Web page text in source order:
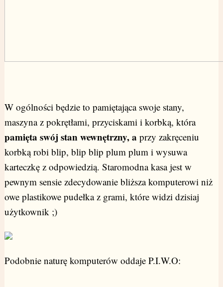
W ogólności będzie to pamiętająca swoje stany,
maszyna z pokrętłami, przyciskami i korbką, która
pamięta swój stan wewnętrzny, a przy zakręceniu
korbką robi blip, blip blip plum plum i wysuwa
karteczkę z odpowiedzią. Staromodna kasa jest w
pewnym sensie zdecydowanie bliższa komputerowi niż
owe plastikowe pudełka z grami, które widzi dzisiaj
użytkownik ;)
Podobnie naturę komputerów oddaje P.I.W.O: